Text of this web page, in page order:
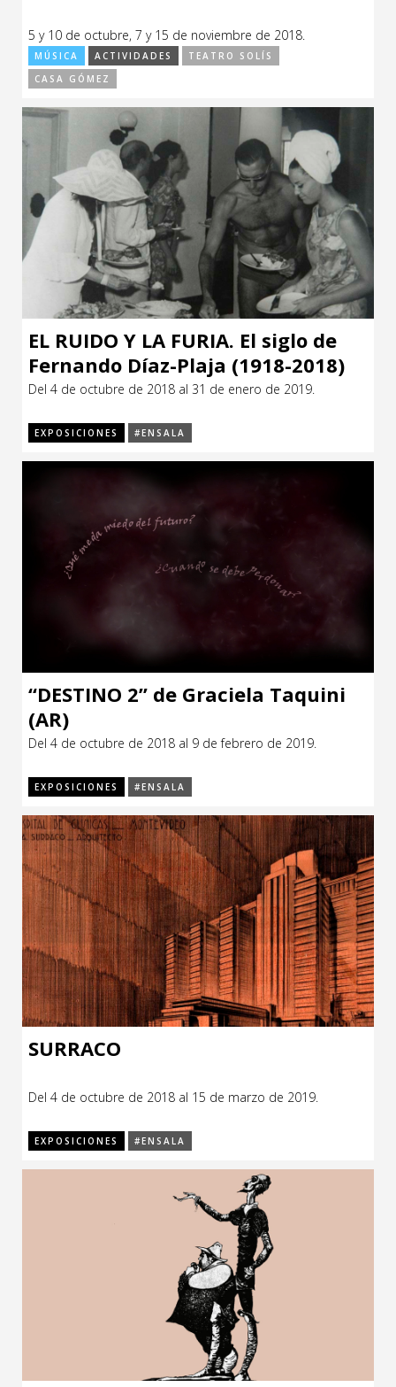
5 y 10 de octubre, 7 y 15 de noviembre de 2018.
MÚSICA ACTIVIDADES
TEATRO SOLÍS
CASA GÓMEZ
EL RUIDO Y LA FURIA. El siglo de
Fernando Díaz-Plaja (1918-2018)
Del 4 de octubre de 2018 al 31 de enero de 2019.
EXPOSICIONES #ENSALA
“DESTINO 2” de Graciela Taquini
(AR)
Del 4 de octubre de 2018 al 9 de febrero de 2019.
EXPOSICIONES #ENSALA
SURRACO
Del 4 de octubre de 2018 al 15 de marzo de 2019.
EXPOSICIONES #ENSALA